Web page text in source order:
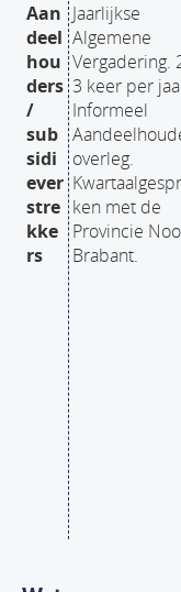
Aan
deel
hou
ders
/
sub
sidi
ever
stre
kke
rs
Jaarlijkse
Algemene
Vergadering.
3 keer per
Informeel
overleg.
ken met de
Provincie
Brabant.